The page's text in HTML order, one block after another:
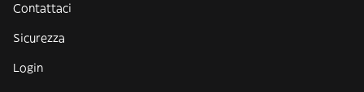
Contattaci
Sicurezza
Login